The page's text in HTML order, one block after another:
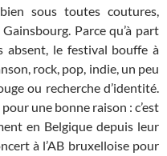
sous toutes coutures,
Parce qu’à part
absent, le festival bouffe à
rock, pop, indie, un peu
ou recherche d’identité.
une bonne raison : c’est
en Belgique depuis leur
à l’AB bruxelloise pour